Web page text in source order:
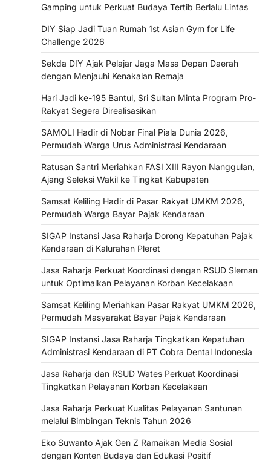
Gamping untuk Perkuat Budaya Tertib Berlalu Lintas
DIY Siap Jadi Tuan Rumah 1st Asian Gym for Life
Challenge 2026
Sekda DIY Ajak Pelajar Jaga Masa Depan Daerah
dengan Menjauhi Kenakalan Remaja
Hari Jadi ke-195 Bantul, Sri Sultan Minta Program Pro-
Rakyat Segera Direalisasikan
SAMOLI Hadir di Nobar Final Piala Dunia 2026,
Permudah Warga Urus Administrasi Kendaraan
Ratusan Santri Meriahkan FASI XIII Rayon Nanggulan,
Ajang Seleksi Wakil ke Tingkat Kabupaten
Samsat Keliling Hadir di Pasar Rakyat UMKM 2026,
Permudah Warga Bayar Pajak Kendaraan
SIGAP Instansi Jasa Raharja Dorong Kepatuhan Pajak
Kendaraan di Kalurahan Pleret
Jasa Raharja Perkuat Koordinasi dengan RSUD Sleman
untuk Optimalkan Pelayanan Korban Kecelakaan
Samsat Keliling Meriahkan Pasar Rakyat UMKM 2026,
Permudah Masyarakat Bayar Pajak Kendaraan
SIGAP Instansi Jasa Raharja Tingkatkan Kepatuhan
Administrasi Kendaraan di PT Cobra Dental Indonesia
Jasa Raharja dan RSUD Wates Perkuat Koordinasi
Tingkatkan Pelayanan Korban Kecelakaan
Jasa Raharja Perkuat Kualitas Pelayanan Santunan
melalui Bimbingan Teknis Tahun 2026
Eko Suwanto Ajak Gen Z Ramaikan Media Sosial
dengan Konten Budaya dan Edukasi Positif